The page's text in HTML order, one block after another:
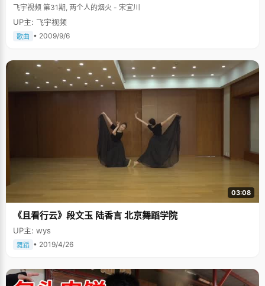
飞宇视频 第31期, 两个人的烟火 - 宋宜川
UP主: 飞宇视频
歌曲 • 2009/9/6
03:08
《且看行云》段文玉 陆香言 北京舞蹈学院
UP主: wys
舞蹈 • 2019/4/26